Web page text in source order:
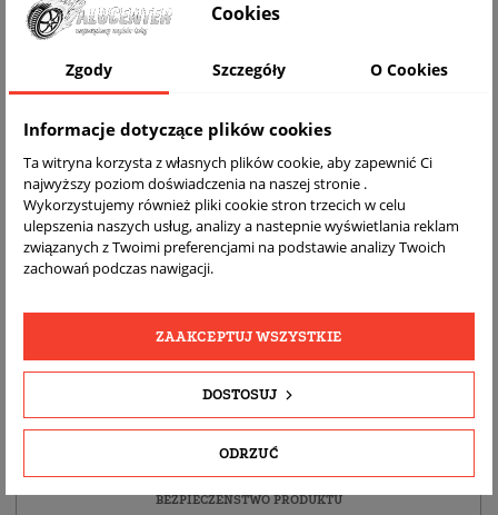
DARMOWA
WYSYŁKA
BEZPŁATNY
REALNE
SZCZEGÓŁY PRODUKTU
OPIS
DOPASOWANIE
BEZPIECZEŃSTWO PRODUKTU
Cookies
Zgody Szczegóły O Cookies
Informacje dotyczące plików cookies
Ta witryna korzysta z własnych plików cookie, aby zapewnić Ci
najwyższy poziom doświadczenia na naszej stronie .
Wykorzystujemy również pliki cookie stron trzecich w celu
ulepszenia naszych usług, analizy a nastepnie wyświetlania reklam
związanych z Twoimi preferencjami na podstawie analizy Twoich
zachowań podczas nawigacji.
ODRZUĆ
DOSTOSUJ
ZAAKCEPTUJ WSZYSTKIE